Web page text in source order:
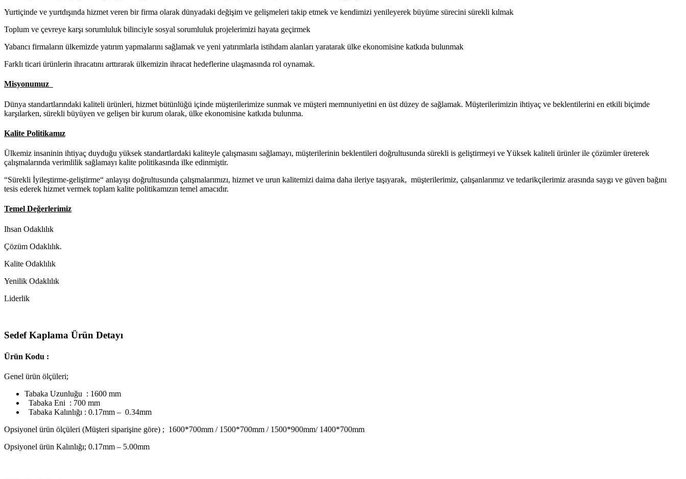
Yurtiçinde ve yurtdışında hizmet veren bir firma olarak dünyadaki değişim ve gelişmeleri takip etmek ve kendimizi yenileyerek büyüme sürecini sürekli kılmak
Toplum ve çevreye karşı sorumluluk bilinciyle sosyal sorumluluk projelerimizi hayata geçirmek
Yabancı firmaların ülkemizde yatırım yapmalarını sağlamak ve yeni yatırımlarla istihdam alanları yaratarak ülke ekonomisine katkıda bulunmak
Farklı ticari ürünlerin ihracatını arttırarak ülkemizin ihracat hedeflerine ulaşmasında rol oynamak.
Misyonumuz
Dünya standartlarındaki kaliteli ürünleri, hizmet bütünlüğü içinde müşterilerimize sunmak ve müşteri memnuniyetini en üst düzey de sağlamak. Müşterilerimizin ihtiyaç ve beklentilerini en etkili biçimde
karşılarken, sürekli büyüyen ve gelişen bir kurum olarak, ülke ekonomisine katkıda bulunma.
Kalite Politikamız
Ülkemiz insaninin ihtiyaç duyduğu yüksek standartlardaki kaliteyle çalışmasını sağlamayı, müşterilerinin beklentileri doğrultusunda sürekli is geliştirmeyi ve Yüksek kaliteli ürünler ile çözümler üreterek
çalışmalarında verimlilik sağlamayı kalite politikasında ilke edinmiştir.
“Sürekli İyileştirme-geliştirme“ anlayışı doğrultusunda çalışmalarımızı, hizmet ve urun kalitemizi daima daha ileriye taşıyarak, müşterilerimiz, çalışanlarımız ve tedarikçilerimiz arasında saygı ve güven bağını
tesis ederek hizmet vermek toplam kalite politikamızın temel amacıdır.
Temel Değerlerimiz
Ihsan Odaklılık
Çözüm Odaklılık.
Kalite Odaklılık
Yenilik Odaklılık
Liderlik
Sedef Kaplama Ürün Detayı
Ürün Kodu :
Genel ürün ölçüleri;
Tabaka Uzunluğu : 1600 mm
Tabaka Eni : 700 mm
Tabaka Kalınlığı : 0.17mm – 0.34mm
Opsiyonel ürün ölçüleri (Müşteri siparişine göre) ; 1600*700mm / 1500*700mm / 1500*900mm/ 1400*700mm
Opsiyonel ürün Kalınlığı; 0.17mm – 5.00mm